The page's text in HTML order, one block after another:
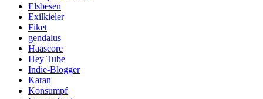
Elsbesen
Exilkieler
Fiket
gendalus
Haascore
Hey Tube
Indie-Blogger
Karan
Konsumpf